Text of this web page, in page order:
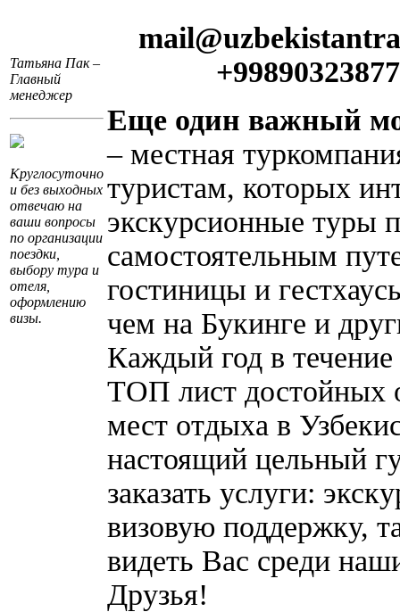
Татьяна Пак –
Главный
менеджер
Круглосуточно
и без выходных
отвечаю на
ваши вопросы
по организации
поездки,
выбору тура и
отеля,
оформлению
визы.
Еще один важный
– местная
туристам, которых
экскурсионные туры
самостоятельным
гостиницы и
чем на Букинге и
Каждый год в
ТОП лист достойных
мест отдыха в
настоящий цельный
заказать услуги:
визовую поддержку,
видеть Вас среди
Друзья!